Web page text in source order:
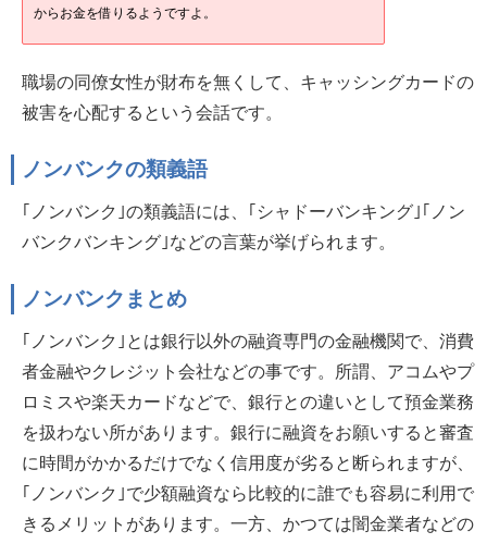
からお金を借りるようですよ。
職場の同僚女性が財布を無くして、キャッシングカードの
被害を心配するという会話です。
ノンバンクの類義語
｢ノンバンク｣の類義語には、｢シャドーバンキング｣｢ノン
バンクバンキング｣などの言葉が挙げられます。
ノンバンクまとめ
｢ノンバンク｣とは銀行以外の融資専門の金融機関で、消費
者金融やクレジット会社などの事です。所謂、アコムやプ
ロミスや楽天カードなどで、銀行との違いとして預金業務
を扱わない所があります。銀行に融資をお願いすると審査
に時間がかかるだけでなく信用度が劣ると断られますが、
｢ノンバンク｣で少額融資なら比較的に誰でも容易に利用で
きるメリットがあります。一方、かつては闇金業者などの